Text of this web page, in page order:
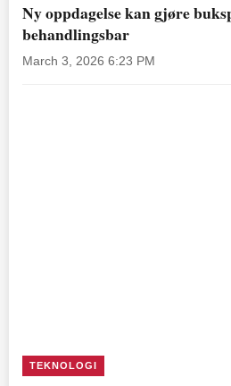
Ny oppdagelse kan gjøre
behandlingsbar
March 3, 2026 6:23 PM
TEKNOLOGI